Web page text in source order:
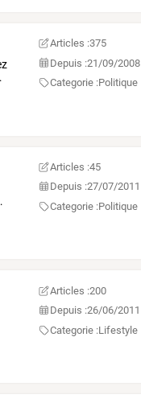
Articles :375
Depuis :21/09/2008
Categorie :Politique
Articles :45
Depuis :27/07/2011
Categorie :Politique
Articles :200
Depuis :26/06/2011
Categorie :Lifestyle